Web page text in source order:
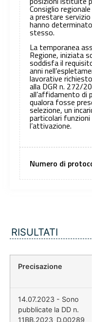
Consiglio
a prestare
hanno
stesso.
La temporanea
Regione, iniziata
soddisfa il
anni
lavorative
alla DGR n. 272/
all’affidamento di
qualora fosse
selezione, un
particolari
l’attivazione.
Numero di
RISULTATI
Precisazione
14.07.2023 - Sono
pubblicate la DD n.
11BB.2023_D.00289